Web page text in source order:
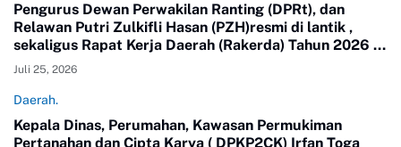
Pengurus Dewan Perwakilan Ranting (DPRt), dan
Relawan Putri Zulkifli Hasan (PZH)resmi di lantik ,
sekaligus Rapat Kerja Daerah (Rakerda) Tahun 2026 di
Gedung Sesat Kota Pemerintah Kota Metro
Juli 25, 2026
Daerah.
Kepala Dinas, Perumahan, Kawasan Permukiman
Pertanahan dan Cipta Karya ( DPKP2CK) Irfan Toga